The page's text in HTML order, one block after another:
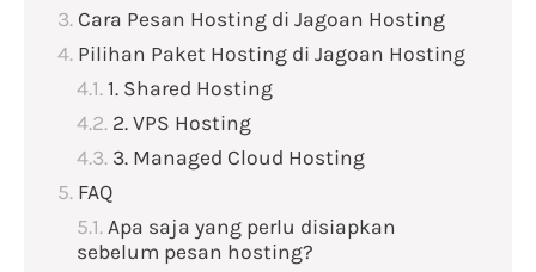
Cara Pesan Hosting di Jagoan Hosting
Pilihan Paket Hosting di Jagoan Hosting
1. Shared Hosting
2. VPS Hosting
3. Managed Cloud Hosting
FAQ
Apa saja yang perlu disiapkan
sebelum pesan hosting?